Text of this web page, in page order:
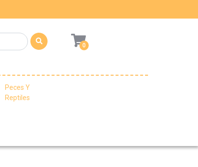
0
Peces Y
Reptiles